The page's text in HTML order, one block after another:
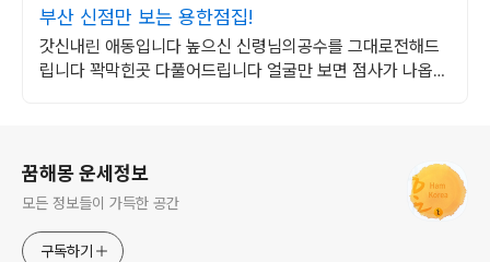
부산 신점만 보는 용한점집!
갓신내린 애동입니다 높으신 신령님의공수를 그대로전해드
립니다 꽉막힌곳 다풀어드립니다 얼굴만 보면 점사가 나옵니
꿈해몽 운세정보
모든 정보들이 가득한 공간
구독하기